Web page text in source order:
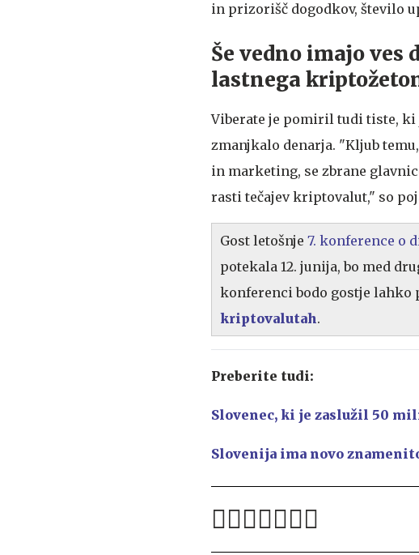
in prizorišč dogodkov, število
Še vedno imajo ves
lastnega
Viberate je pomiril tudi tiste,
zmanjkalo denarja. "Kljub
in marketing, se zbrane
rasti tečajev kriptovalut," so
Gost letošnje 7. konference o
potekala 12. junija, bo med
konferenci bodo gostje lahko
kriptovalutah.
Preberite tudi:
Slovenec, ki je zaslužil 50
Slovenija ima novo